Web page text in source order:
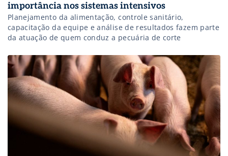
importância nos sistemas intensivos
Planejamento da alimentação, controle sanitário,
capacitação da equipe e análise de resultados fazem parte
da atuação de quem conduz a pecuária de corte